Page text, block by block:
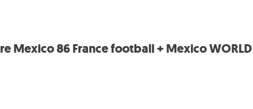
Mexico 86 France football + Mexico